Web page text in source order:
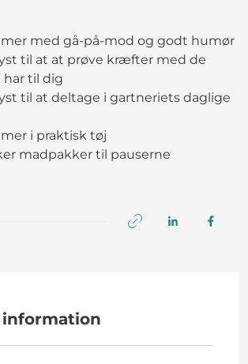
med gå-på-mod og godt humør
til at at prøve kræfter med de
har til dig
til at deltage i gartneriets daglige
i praktisk tøj
madpakker til pauserne